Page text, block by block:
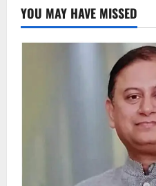
YOU MAY HAVE MISSED